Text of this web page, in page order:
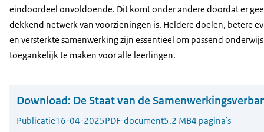
eindoordeel onvoldoende. Dit komt onder andere doordat er
dekkend netwerk van voorzieningen is. Heldere doelen, betere
en versterkte samenwerking zijn essentieel om passend
toegankelijk te maken voor alle leerlingen.
Download: De Staat van de
Publicatie16-04-2025PDF-document5.2 MB4 pagina's